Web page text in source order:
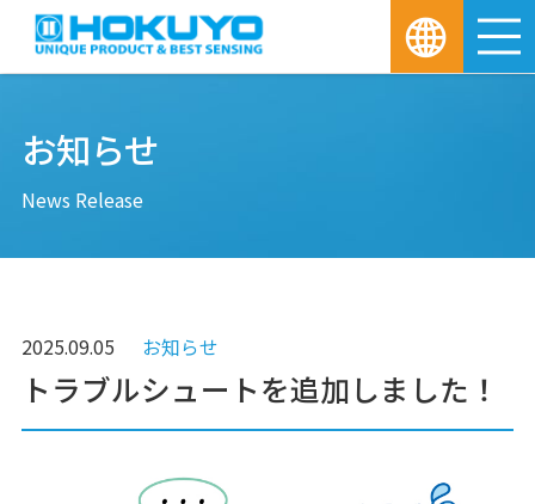
お知らせ
News Release
2025.09.05 お知らせ
トラブルシュートを追加しました！